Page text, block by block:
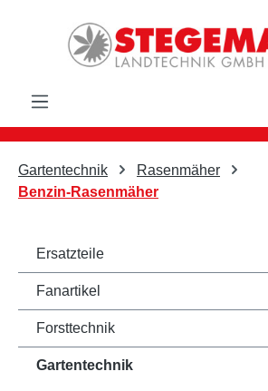
Zum Hauptinhalt springen
Gartentechnik
Rasenmäher
Benzin-Rasenmäher
Ersatzteile
Fanartikel
Forsttechnik
Gartentechnik